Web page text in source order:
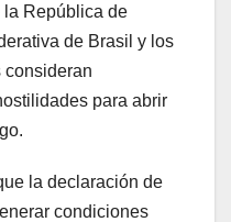
la República de
de Brasil y los
consideran
para abrir
la declaración de
condiciones